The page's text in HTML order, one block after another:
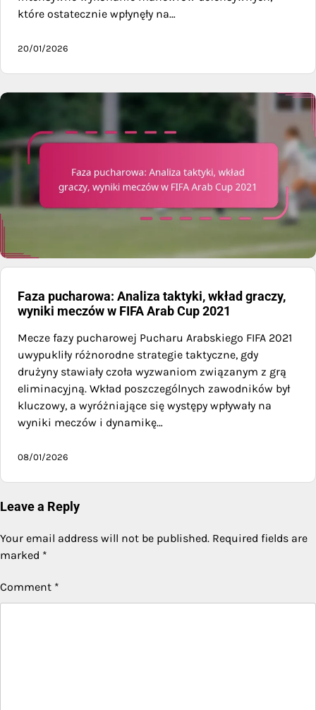
które ostatecznie wpłynęły na…
20/01/2026
Faza pucharowa: Analiza taktyki, wkład graczy,
wyniki meczów w FIFA Arab Cup 2021
Mecze fazy pucharowej Pucharu Arabskiego FIFA 2021
uwypukliły różnorodne strategie taktyczne, gdy
drużyny stawiały czoła wyzwaniom związanym z grą
eliminacyjną. Wkład poszczególnych zawodników był
kluczowy, a wyróżniające się występy wpływały na
wyniki meczów i dynamikę…
08/01/2026
Leave a Reply
Your email address will not be published. Required fields are
marked *
Comment *